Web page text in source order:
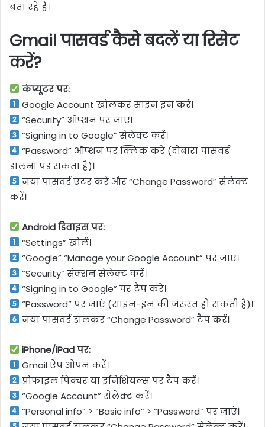
बता रहे हैं।
Gmail पासवर्ड कैसे बदलें या रिसेट
करें?
कंप्यूटर पर:
Google Account खोलकर साइन इन करें।
“Security” ऑप्शन पर जाएं।
“Signing in to Google” सेलेक्ट करें।
“Password” ऑप्शन पर क्लिक करें (दोबारा पासवर्ड
डालना पड़ सकता है)।
नया पासवर्ड एंटर करें और “Change Password” सेलेक्ट
करें।
Android डिवाइस पर:
“Settings” खोलें।
“Google” “Manage your Google Account” पर जाएं।
“Security” सेक्शन सेलेक्ट करें।
“Signing in to Google” पर टैप करें।
“Password” पर जाएं (साइन-इन की ज़रूरत हो सकती है)।
नया पासवर्ड डालकर “Change Password” टैप करें।
iPhone/iPad पर:
Gmail ऐप ओपन करें।
प्रोफाइल पिक्चर या इनिशियल्स पर टैप करें।
“Google Account” सेलेक्ट करें।
“Personal info” > “Basic info” > “Password” पर जाएं।